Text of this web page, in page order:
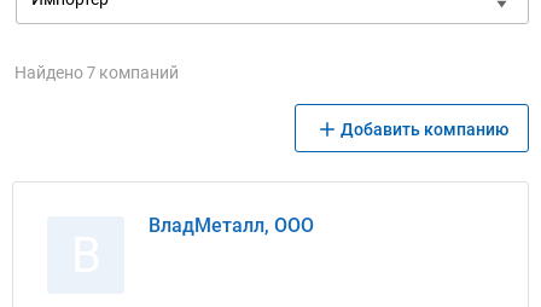
Найдено 7 компаний
Добавить компанию
ВладМеталл, ООО